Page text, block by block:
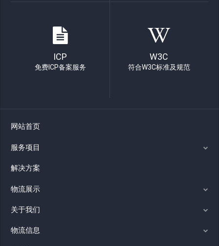
ICP
免费ICP备案服务
W3C
符合W3C标准及规范
网站首页
服务项目
解决方案
物流展示
关于我们
物流信息